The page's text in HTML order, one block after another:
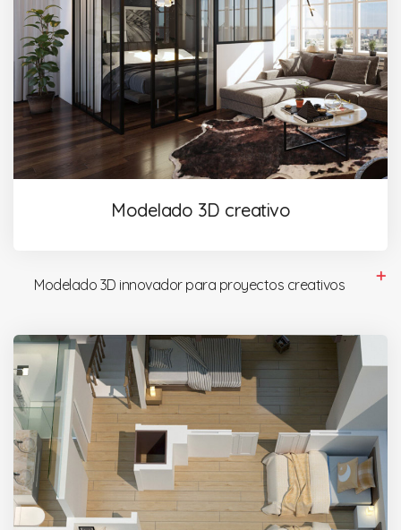
Modelado 3D creativo
Modelado 3D innovador para proyectos creativos